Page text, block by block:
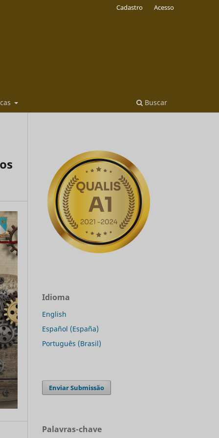
Buscar
Cadastro Acesso
Idioma
English
Español (España)
Português (Brasil)
Enviar Submissão
Palavras-chave